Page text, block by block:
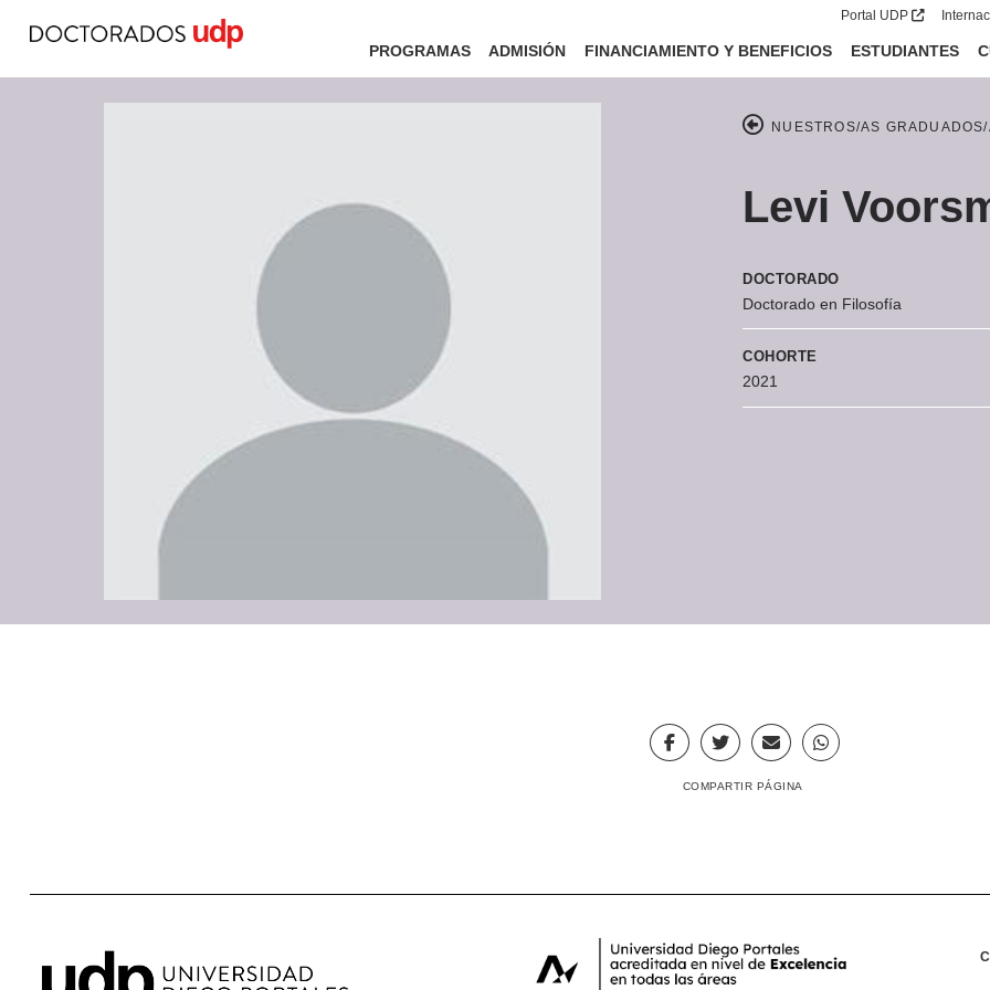
Portal UDP
PROGRAMAS ADMISIÓN FINANCIAMIENTO Y BENEFICIOS ESTUDIANTES
NUESTROS/AS GRADUADOS/
Levi
DOCTORADO
Doctorado en Filosofía
COHORTE
2021
COMPARTIR PÁGINA